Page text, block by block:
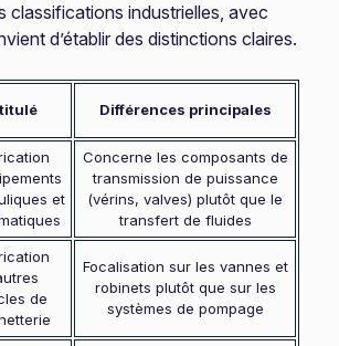
classifications industrielles, avec
d’établir des distinctions claires.
Différences principales
et
Concerne les composants de
transmission de puissance
(vérins, valves) plutôt que le
transfert de fluides
de
Focalisation sur les vannes et
robinets plutôt que sur les
systèmes de pompage